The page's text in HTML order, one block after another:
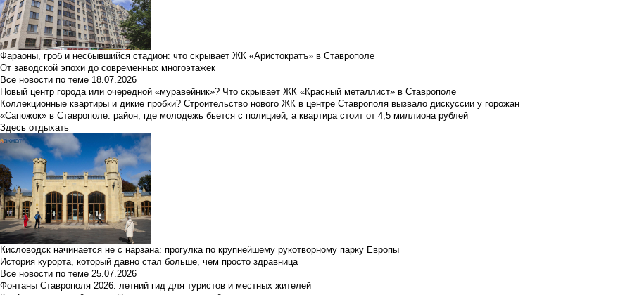
Фараоны, гроб и несбывшийся стадион: что скрывает ЖК «Аристократъ» в Ставрополе
От заводской эпохи до современных многоэтажек
Все новости по теме 18.07.2026
Новый центр города или очередной «муравейник»? Что скрывает ЖК «Красный металлист» в Ставрополе
Коллекционные квартиры и дикие пробки? Строительство нового ЖК в центре Ставрополя вызвало дискуссии у горожан
«Сапожок» в Ставрополе: район, где молодежь бьется с полицией, а квартира стоит от 4,5 миллиона рублей
Здесь отдыхать
Кисловодск начинается не с нарзана: прогулка по крупнейшему рукотворному парку Европы
История курорта, который давно стал больше, чем просто здравница
Все новости по теме 25.07.2026
Фонтаны Ставрополя 2026: летний гид для туристов и местных жителей